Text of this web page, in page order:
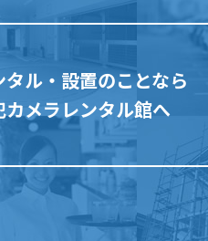
ル・設置のことなら
メラレンタル館へ